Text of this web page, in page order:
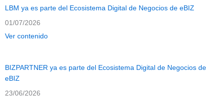
LBM ya es parte del Ecosistema Digital de Negocios de eBIZ
01/07/2026
Ver contenido
BIZPARTNER ya es parte del Ecosistema Digital de Negocios de
eBIZ
23/06/2026